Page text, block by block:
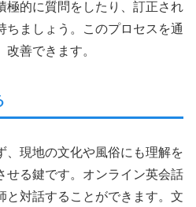
極的に質問をしたり、訂正され
ちましょう。このプロセスを通
善できます。
、現地の文化や風俗にも理解を
せる鍵です。オンライン英会話
と対話することができます。文